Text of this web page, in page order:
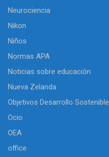
Neurociencia
Nikon
Niños
Normas APA
Noticias sobre educación
Nueva Zelanda
Objetivos Desarrollo Sostenible
Ocio
OEA
office